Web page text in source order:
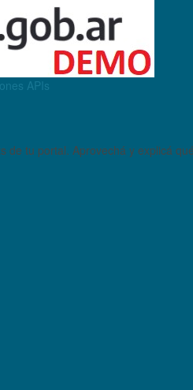
APIs
de tu portal. Aprovechá y explicá